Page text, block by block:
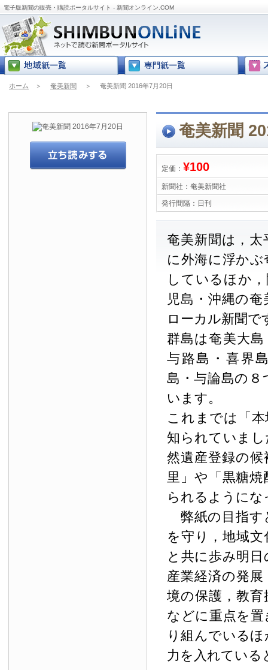
電子版新聞の販売・購読ポータルサイト - 新聞オンライン.COM
ホーム ＞ 奄美新聞 ＞ 奄美新聞 2016年7月20日
奄美新聞
定価： ¥100
新聞社： 奄美新聞社
発行間隔： 日刊
奄美新聞は，
に外海に浮か
しているほか
児島・沖縄の
ローカル新聞で
群島は奄美大
与路島・喜界
島・与論島の
います。
これまでは「
知られていま
然遺産登録の
里」や「黒糖
られるように
弊紙の目指す
を守り，地域
と共に歩み明
産業経済の発
境の保護，教
などに重点を
り組んでいる
力を入れている